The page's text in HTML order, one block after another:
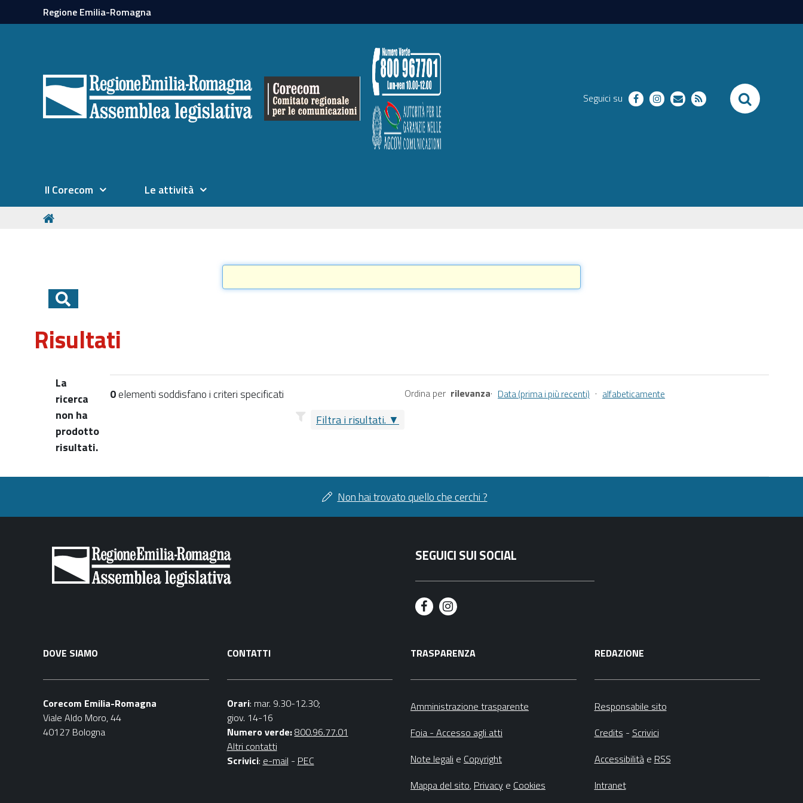
Regione Emilia-Romagna
Seguici su facebookinstagram
richieste
RSS SEARCH
Il Corecom Le attività
Risultati
0elementi soddisfano i criteri specificati
Filtra i risultati.
Ordina per rilevanza· Data (prima i più recenti) · alfabeticamente
La
ricerca
non ha
prodotto
risultati.
Non hai trovato quello che cerchi ?
SEGUICI SUI SOCIAL
F
c
e
o
k
I
s
t
r
a
m
DOVE SIAMO
Corecom Emilia-Romagna
Viale Aldo Moro, 44
40127 Bologna
CONTATTI
Orari: mar. 9.30-12.30;
giov. 14-16
Numero verde:800.96.77.01
Altri contatti
Scrivici: e-mail - PEC
TRASPARENZA
Amministrazione trasparente
Foia - Accesso agli atti
Note legali e Copyright
Mappa del sito, Privacy e Cookies
REDAZIONE
Responsabile sito
Credits - Scrivici
Accessibilitàe RSS
Intranet